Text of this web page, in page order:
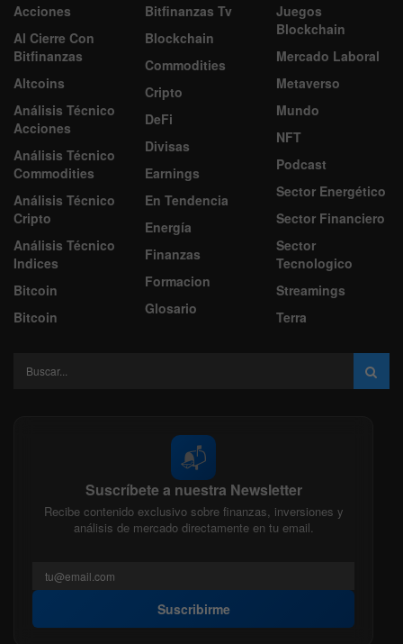
Acciones
Al Cierre Con
Bitfinanzas
Altcoins
Análisis Técnico
Acciones
Análisis Técnico
Commodities
Análisis Técnico
Cripto
Análisis Técnico
Indices
Bitcoin
Bitcoin
Bitfinanzas Tv
Blockchain
Commodities
Cripto
DeFi
Divisas
Earnings
En Tendencia
Energía
Finanzas
Formacion
Glosario
Juegos
Blockchain
Mercado Laboral
Metaverso
Mundo
NFT
Podcast
Sector Energético
Sector Financiero
Sector
Tecnologico
Streamings
Terra
📬
Suscríbete a nuestra Newsletter
Recibe contenido exclusivo sobre finanzas, inversiones y
análisis de mercado directamente en tu email.
Suscribirme